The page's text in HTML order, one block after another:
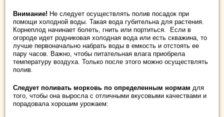
Внимание! Не следует осуществлять полив посадок при
помощи холодной воды. Такая вода губительна для растения.
Корнеплод начинает болеть, гнить или портиться. Если в
огороде идет родниковая холодная вода или есть скважина, то
лучше первоначально набрать воды в емкость и отстоять ее
пару часов. Важно, чтобы питательная влага приобрела
температуру воздуха. Только после этого можно осуществлять
полив.
Следует поливать морковь по определенным нормам для
того, чтобы она выросла с отличными вкусовыми качествами и
порадовала хорошим урожаем: